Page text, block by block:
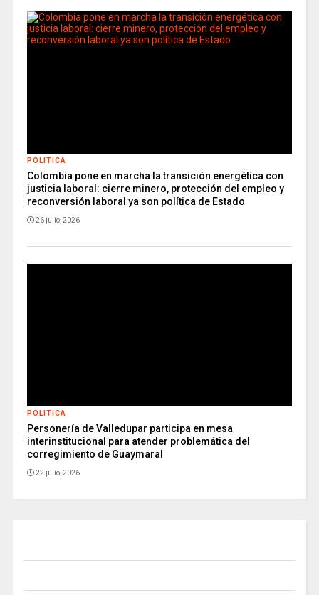
POLITICA
Colombia pone en marcha la transición energética con
justicia laboral: cierre minero, protección del empleo y
reconversión laboral ya son política de Estado
26 julio, 2026
POLITICA
Personería de Valledupar participa en mesa
interinstitucional para atender problemática del
corregimiento de Guaymaral
22 julio, 2026